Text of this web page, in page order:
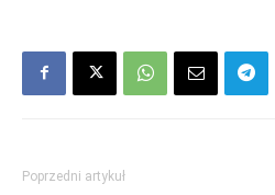
Poprzedni artykuł